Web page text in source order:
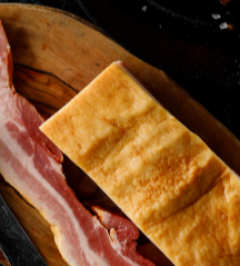
れ
肉
味付け肉
・ホルモン
トルト